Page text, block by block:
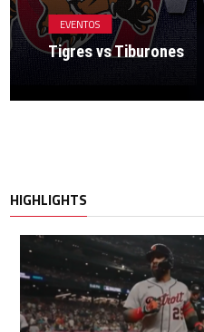
EVENTOS
Tigres vs Tiburones
HIGHLIGHTS